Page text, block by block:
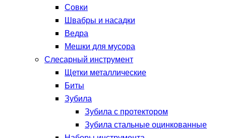
Совки
Швабры и насадки
Ведра
Мешки для мусора
Слесарный инструмент
Щетки металлические
Биты
Зубила
Зубила с протектором
Зубила стальные оцинкованные